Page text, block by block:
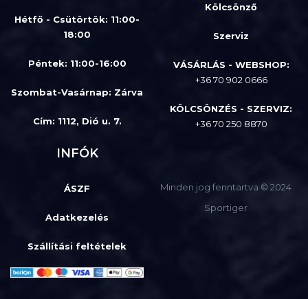
Hétfő - Csütörtök: 11:00-
18:00
Péntek: 11:00-16:00
Szombat-Vasárnap: Zárva
Cím: 1112, Dió u. 7.
Kölcsönző
Szerviz
VÁSÁRLÁS - WEBSHOP:
+36 70 902 0666
KÖLCSÖNZÉS - SZERVIZ:
+36 70 250 8870
INFÓK
ÁSZF
Adatkezelés
Szállítási feltételek
Minden jog fenntartva © 2024
Sportiger